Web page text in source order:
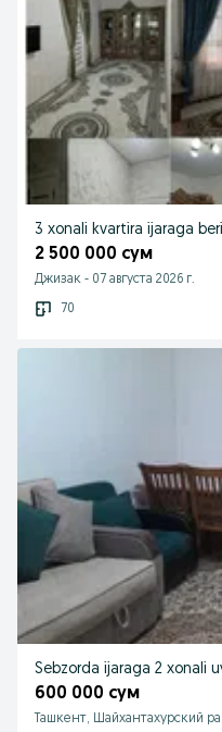
3 xonali kvartira ijaraga
2 500 000 сум
Джизак - 07 августа 2026 г.
70
Sebzorda ijaraga 2 xonali
600 000 сум
Ташкент, Шайхантахурский